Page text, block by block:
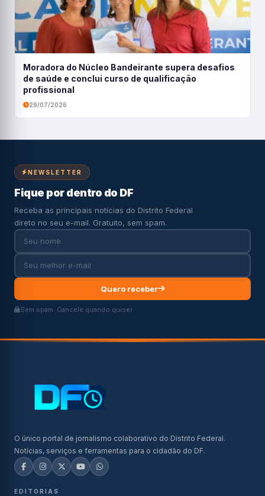
Moradora do Núcleo Bandeirante supera desafios
de saúde e conclui curso de qualificação
profissional
29/07/2026
NEWSLETTER
Fique por dentro do DF
Receba as principais notícias do Distrito Federal
direto no seu e-mail. Gratuito, sem spam.
Quero receber
Sem spam. Cancele quando quiser.
O único portal de jornalismo colaborativo do Distrito Federal.
Notícias, serviços e ferramentas para o cidadão do DF.
EDITORIAS